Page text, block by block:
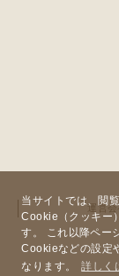
当サイトでは、閲
Cookie（クッキー
す。 これ以降ペー
Cookieなどの設定
なります。
詳しく
運営